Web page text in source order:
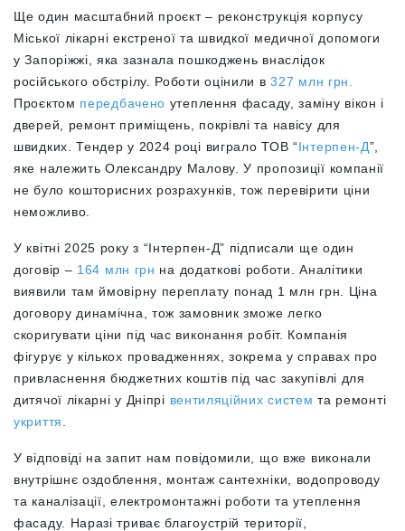
Ще один масштабний проєкт – реконструкція корпусу
Міської лікарні екстреної та швидкої медичної допомоги
у Запоріжжі, яка зазнала пошкоджень внаслідок
російського обстрілу. Роботи оцінили в327 млн грн.
Проєктом передбачено утеплення фасаду, заміну вікон і
дверей, ремонт приміщень, покрівлі та навісу для
швидких. Тендер у 2024 році виграло ТОВ “Інтерпен-Д”,
яке належить Олександру Малову. У пропозиції компанії
не було кошторисних розрахунків, тож перевірити ціни
неможливо.
У квітні 2025 року з “Інтерпен-Д” підписали ще один
договір – 164 млн грн на додаткові роботи. Аналітики
виявили там ймовірну переплату понад 1 млн грн. Ціна
договору динамічна, тож замовник зможе легко
скоригувати ціни під час виконання робіт. Компанія
фігурує у кількох провадженнях, зокрема у справах про
привласнення бюджетних коштів під час закупівлі для
дитячої лікарні у Дніпрі вентиляційних систем та ремонті
укриття
У відповіді на запит нам повідомили, що вже виконали
внутрішнє оздоблення, монтаж сантехніки, водопроводу
та каналізації, електромонтажні роботи та утеплення
фасаду. Наразі триває благоустрій території,